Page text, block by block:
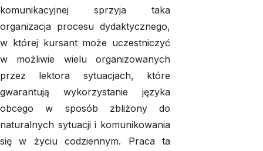
komunikacyjnej sprzyja taka
organizacja procesu dydaktycznego,
w której kursant może uczestniczyć
w możliwie wielu organizowanych
przez lektora sytuacjach, które
gwarantują wykorzystanie języka
obcego w sposób zbliżony do
naturalnych sytuacji i komunikowania
się w życiu codziennym. Praca ta